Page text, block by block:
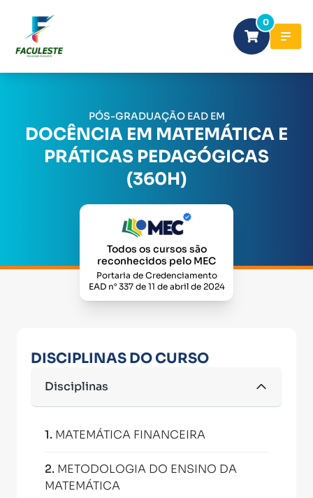
0
PÓS-GRADUAÇÃO EAD EM
DOCÊNCIA EM MATEMÁTICA E
PRÁTICAS PEDAGÓGICAS
(360H)
Todos os cursos são
reconhecidos pelo MEC
Portaria de Credenciamento
EAD n° 337 de 11 de abril de 2024
DISCIPLINAS DO CURSO
Disciplinas
1. MATEMÁTICA FINANCEIRA
2. METODOLOGIA DO ENSINO DA
MATEMÁTICA